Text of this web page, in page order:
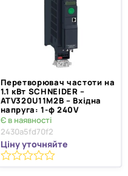
Перетворювач частоти на
1.1 кВт SCHNEIDER –
ATV320U11M2B – Вхідна
напруга: 1-ф 240V
Є в наявності
2430a5fd70f2
Ціну уточняйте